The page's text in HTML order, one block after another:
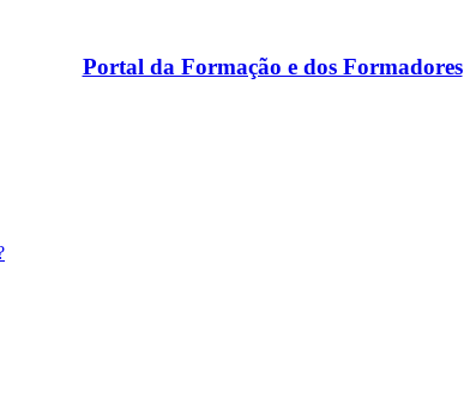
Portal da Formação e dos Formadores